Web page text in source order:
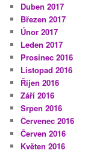
Duben 2017
Březen 2017
Únor 2017
Leden 2017
Prosinec 2016
Listopad 2016
Říjen 2016
Září 2016
Srpen 2016
Červenec 2016
Červen 2016
Květen 2016